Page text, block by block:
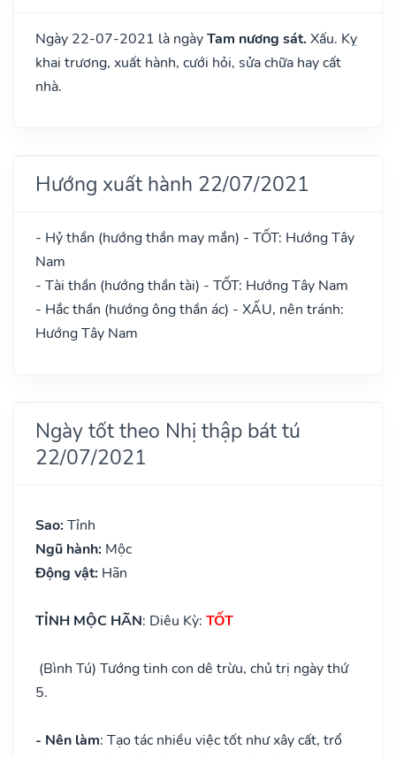
Ngày 22-07-2021 là ngàyTam nương sát. Xấu. Kỵ
khai trương, xuất hành, cưới hỏi, sửa chữa hay cất
nhà.
Hướng xuất hành 22/07/2021
- Hỷ thần (hướng thần may mắn) - TỐT: Hướng Tây
Nam
- Tài thần (hướng thần tài) - TỐT: Hướng Tây Nam
- Hắc thần (hướng ông thần ác) - XẤU, nên tránh:
Hướng Tây Nam
Ngày tốt theo Nhị thập bát tú
22/07/2021
Sao: Tỉnh
Ngũ hành: Mộc
Động vật: Hãn
TỈNH MỘC HÃN: Diêu Kỳ: TỐT
(Bình Tú) Tướng tinh con dê trừu, chủ trị ngày thứ
5.
- Nên làm: Tạo tác nhiều việc tốt như xây cất, trổ